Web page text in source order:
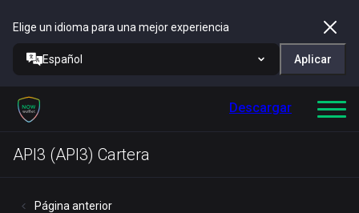
Elige un idioma para una mejor experiencia
Español Aplicar
Descargar
API3 (API3) Cartera
Página anterior